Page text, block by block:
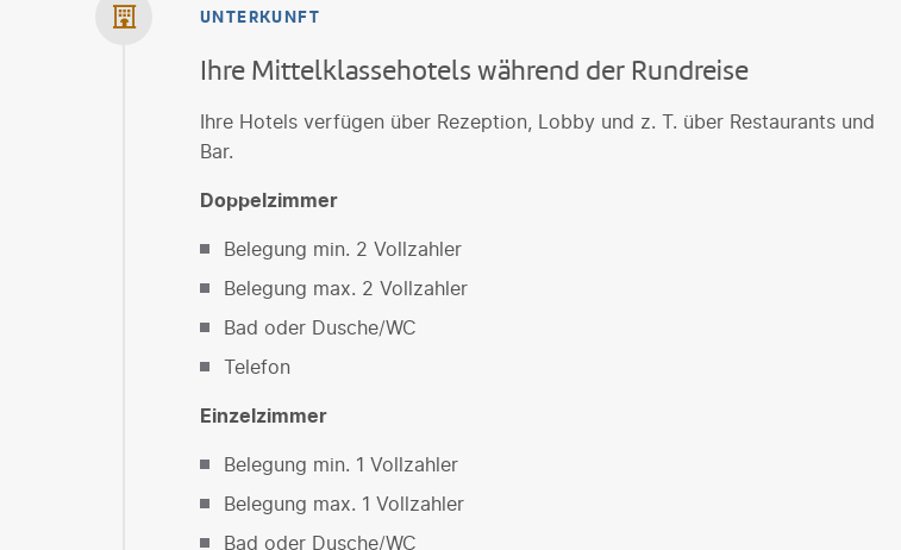
UNTERKUNFT
Ihre Mittelklassehotels während der Rundreise
Ihre Hotels verfügen über Rezeption, Lobby und z. T. über Restaurants und
Bar.
Doppelzimmer
Belegung min. 2 Vollzahler
Belegung max. 2 Vollzahler
Bad oder Dusche/WC
Telefon
Einzelzimmer
Belegung min. 1 Vollzahler
Belegung max. 1 Vollzahler
Bad oder Dusche/WC